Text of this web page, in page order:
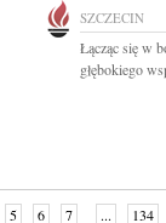
SZCZECIN
Łącząc się w
głębokiego
5 6 7 ... 134